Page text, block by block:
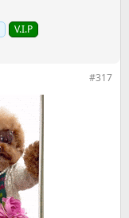
V.I.P
#317